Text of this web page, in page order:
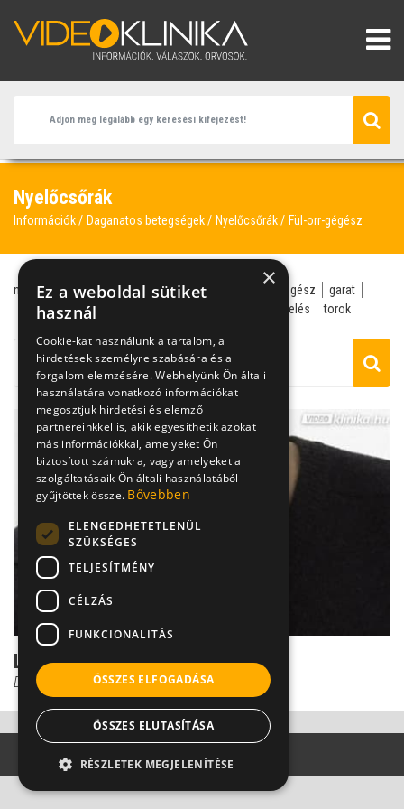
Nyelőcsőrák
Információk Daganatos betegségek Nyelőcsőrák Fül-orr-gégész
nyelőcsőrák ázsiai konyha dohányzás fül-orr-gégész
garat
gégerák
kemoterápia sugárkezelés torok
Lehet-e refluxtól rákos?
Dr. Helfferich Frigyes
×
Ez a weboldal sütiket
használ
Cookie-kat használunk a tartalom, a
hirdetések személyre szabására és a
forgalom elemzésére. Webhelyünk Ön általi
használatára vonatkozó információkat
megosztjuk hirdetési és elemző
partnereinkkel is, akik egyesíthetik azokat
más információkkal, amelyeket Ön
biztosított számukra, vagy amelyeket a
szolgáltatásaik Ön általi használatából
gyűjtöttek össze. Bővebben
ELENGEDHETETLENÜL
SZÜKSÉGES
TELJESÍTMÉNY
CÉLZÁS
FUNKCIONALITÁS
ÖSSZES ELFOGADÁSA
ÖSSZES ELUTASÍTÁSA
RÉSZLETEK MEGJELENÍTÉSE